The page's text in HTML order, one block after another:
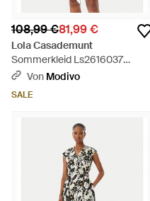
108,99 €81,99 €
Lola Casademunt
Sommerkleid Ls2616037
Regular Fit - Weiß
Von Modivo
SALE